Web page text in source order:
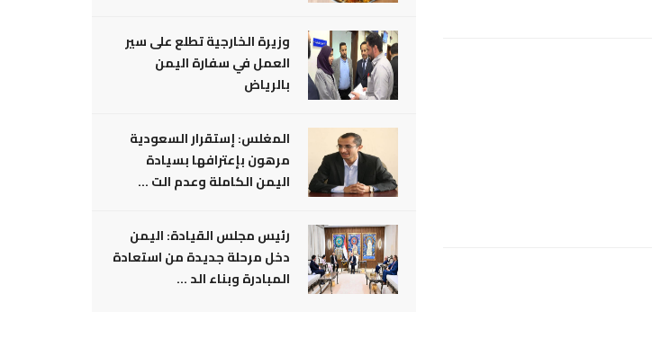
وزيرة الخارجية تطلع على سير
العمل في سفارة اليمن
بالرياض
المغلس: إستقرار السعودية
مرهون بإعترافها بسيادة
اليمن الكاملة وعدم الت ...
رئيس مجلس القيادة: اليمن
دخل مرحلة جديدة من استعادة
المبادرة وبناء الد ...